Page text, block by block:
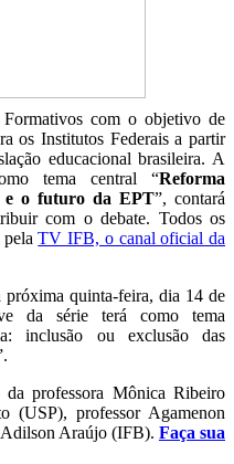
com o objetivo de
os Institutos Federais a partir
educacional brasileira. A
tema central “Reforma
e o futuro da EPT”, contará
com o debate. Todos os
pelaTV IFB, o canal oficial da
próxima quinta-feira, dia 14 de
da série terá como tema
inclusão ou exclusão das
professora Mônica Ribeiro
(USP), professor Agamenon
Araújo (IFB). Faça sua